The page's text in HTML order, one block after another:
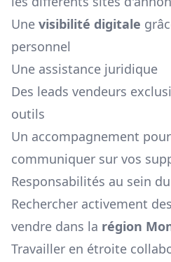
Une visibilité digitale
personnel
Une assistance juridique
Des leads vendeurs
outils
Un accompagnement
communiquer sur vos
Responsabilités au sein
Rechercher activement
vendre dans la région
Travailler en étroite